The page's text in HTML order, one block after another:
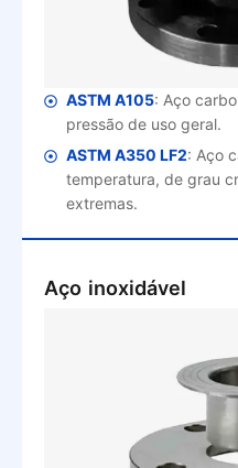
ASTM A105: Aço
pressão de uso geral.
ASTM A350 LF2: Aço
temperatura, de grau
extremas.
Aço inoxidável